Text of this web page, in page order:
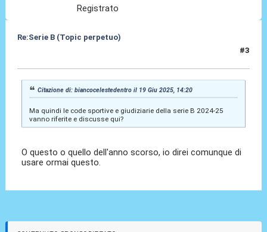
Registrato
Re:Serie B (Topic perpetuo)
#3
Citazione di: biancocelestedentro il 19 Giu 2025, 14:20
Ma quindi le code sportive e giudiziarie della serie B 2024-25
vanno riferite e discusse qui?
O questo o quello dell'anno scorso, io direi comunque di
usare ormai questo.